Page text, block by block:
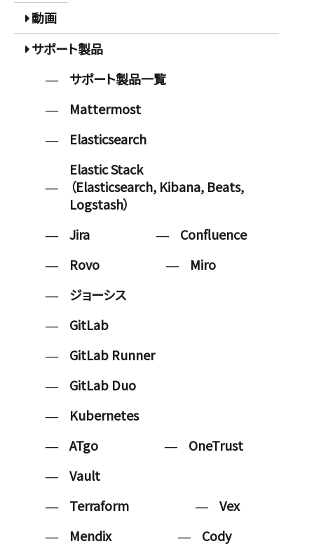
動画
サポート製品
サポート製品一覧
Mattermost
Elasticsearch
Elastic Stack
（Elasticsearch, Kibana, Beats,
Logstash）
Jira
Confluence
Rovo
Miro
ジョーシス
GitLab
GitLab Runner
GitLab Duo
Kubernetes
ATgo
OneTrust
Vault
Terraform
Vex
Mendix
Cody